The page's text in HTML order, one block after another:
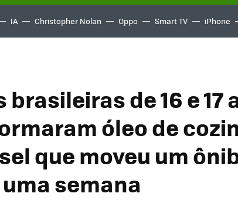
IA Christopher Nolan Oppo Smart TV iPhone
brasileiras de 16 e 17
óleo de
que moveu um
semana